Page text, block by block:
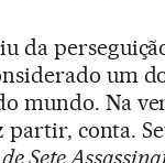
da
um
mundo. Na
partir, conta.
Sete